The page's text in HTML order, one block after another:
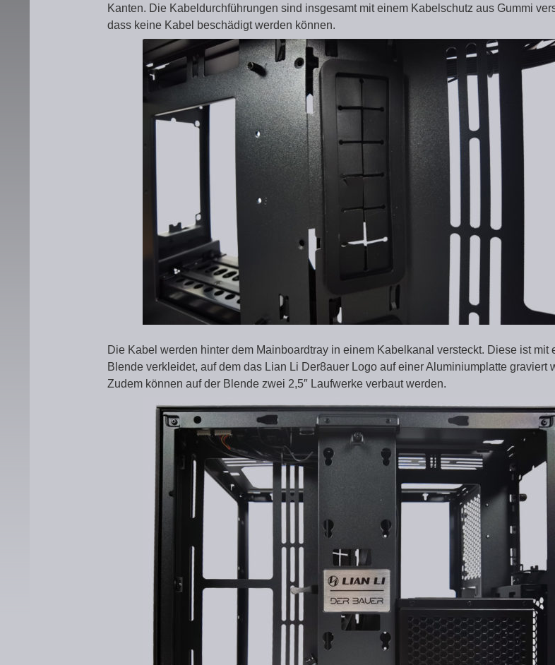
Kanten. Die Kabeldurchführungen sind insgesamt mit einem Kabelschutz aus Gummi
dass keine Kabel beschädigt werden können.
Die Kabel werden hinter dem Mainboardtray in einem Kabelkanal versteckt. Diese ist mit
Blende verkleidet, auf dem das Lian Li Der8auer Logo auf einer Aluminiumplatte graviert
Zudem können auf der Blende zwei 2,5″ Laufwerke verbaut werden.